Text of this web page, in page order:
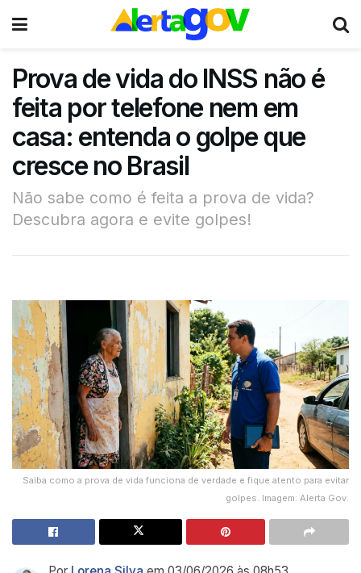
Prova de vida do INSS não é
feita por telefone nem em
casa: entenda o golpe que
cresce no Brasil
Não sabe como é feita a prova de vida?
Descubra agora e evite golpes!
Saiba como a prova de vida funciona de verdade e fique atento para evitar
golpes. Imagem: Alerta Gov.